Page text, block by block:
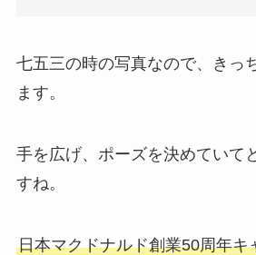
七五三の時の写真なので、きっ
ます。
手を広げ、ポーズを決めていて
すね。
日本マクドナルド創業50周年キ